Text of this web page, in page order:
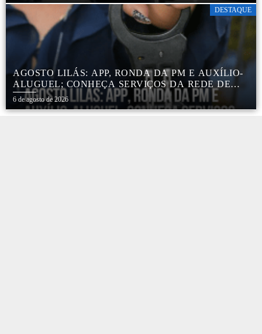
DESTAQUE
AGOSTO LILÁS: APP, RONDA DA PM E AUXÍLIO-
ALUGUEL; CONHEÇA SERVIÇOS DA REDE DE
PROTEÇÃO ÀS MULHERES NO ESTADO DE SP
6 de agosto de 2026